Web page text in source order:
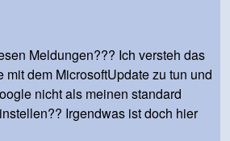
Meldungen??? Ich versteh das
mit dem MicrosoftUpdate zu tun und
nicht als meinen standard
Irgendwas ist doch hier